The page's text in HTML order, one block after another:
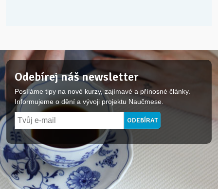
Odebírej náš newsletter
Posíláme tipy na nové kurzy, zajímavé a přínosné články.
Informujeme o dění a vývoji projektu Naučmese.